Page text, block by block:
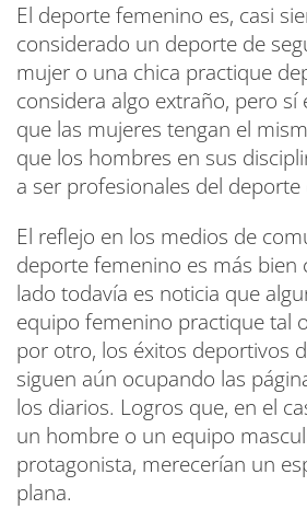
El deporte femenino es, casi
considerado un deporte de
mujer o una chica practique
considera algo extraño, pero sí
que las mujeres tengan el
que los hombres en sus
a ser profesionales del
El reflejo en los medios de
deporte femenino es más bien
lado todavía es noticia que
equipo femenino practique tal
por otro, los éxitos deportivos
siguen aún ocupando las
los diarios. Logros que, en el
un hombre o un equipo
protagonista, merecerían un
plana.